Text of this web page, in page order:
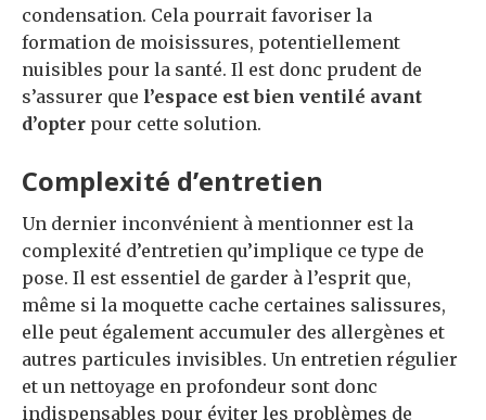
condensation. Cela pourrait favoriser la
formation de moisissures, potentiellement
nuisibles pour la santé. Il est donc prudent de
s’assurer que l’espace est bien ventilé avant
d’opter pour cette solution.
Complexité d’entretien
Un dernier inconvénient à mentionner est la
complexité d’entretien qu’implique ce type de
pose. Il est essentiel de garder à l’esprit que,
même si la moquette cache certaines salissures,
elle peut également accumuler des allergènes et
autres particules invisibles. Un entretien régulier
et un nettoyage en profondeur sont donc
indispensables pour éviter les problèmes de